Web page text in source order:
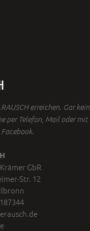
erreichen. Gar kein
per Telefon, Mail oder mit
GbR
Str. 12